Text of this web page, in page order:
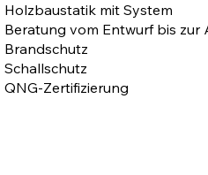
Holzbaustatik mit System
Beratung vom Entwurf bis zur
Brandschutz
Schallschutz
QNG-Zertifizierung